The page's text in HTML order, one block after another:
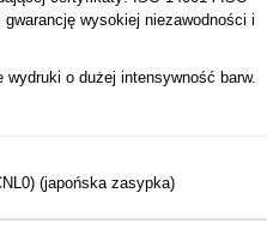
wysokiej niezawodności i
o dużej intensywność barw.
(japońska zasypka)